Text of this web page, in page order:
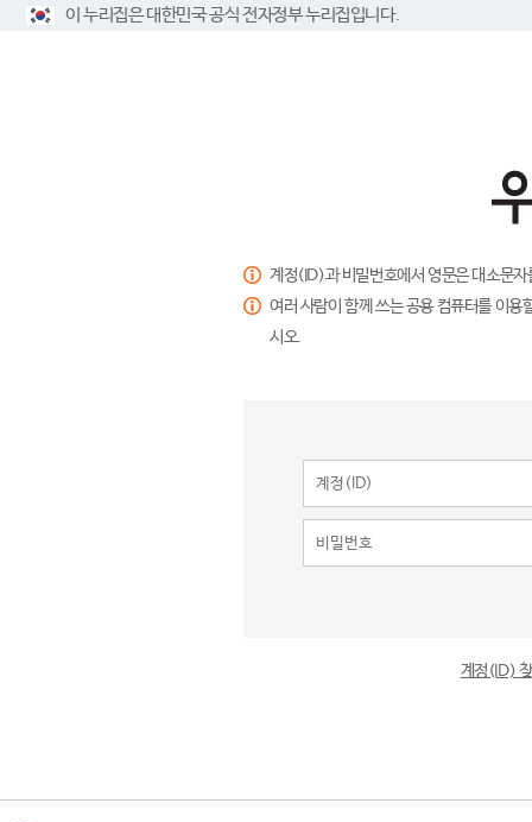
이 누리집은 대한민국 공식 전자정부 누리집입니다.
계정(ID)과 비밀번호에서 영문은 대소문
여러 사람이 함께 쓰는 공용 컴퓨터를 이
시오.
계정(ID)